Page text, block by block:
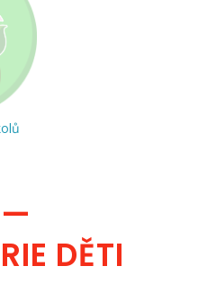
—
DĚTI